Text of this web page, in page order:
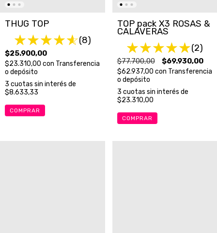
THUG TOP
(8)
$25.900,00
$23.310,00 con Transferencia
o depósito
3 cuotas sin interés de
$8.633,33
COMPRAR
TOP pack X3 ROSAS &
CALAVERAS
(2)
$77.700,00 $69.930,00
$62.937,00 con Transferencia
o depósito
3 cuotas sin interés de
$23.310,00
COMPRAR